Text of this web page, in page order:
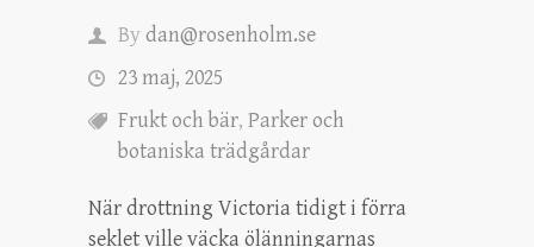
Bydan@rosenholm.se
23 maj, 2025
Frukt och bär, Parker och
botaniska trädgårdar
När drottning Victoria tidigt i förra
seklet ville väcka ölänningarnas